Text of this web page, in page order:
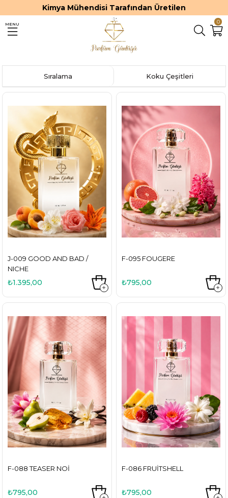
Kimya Mühendisi Tarafından Üretilen
0
MENU
Koku Çeşitleri
Sıralama
J-009 GOOD AND BAD /
NICHE
₺1.395,00
F-095 FOUGERE
₺795,00
F-088 TEASER NOI
₺795,00
F-086 FRUITSHELL
₺795,00